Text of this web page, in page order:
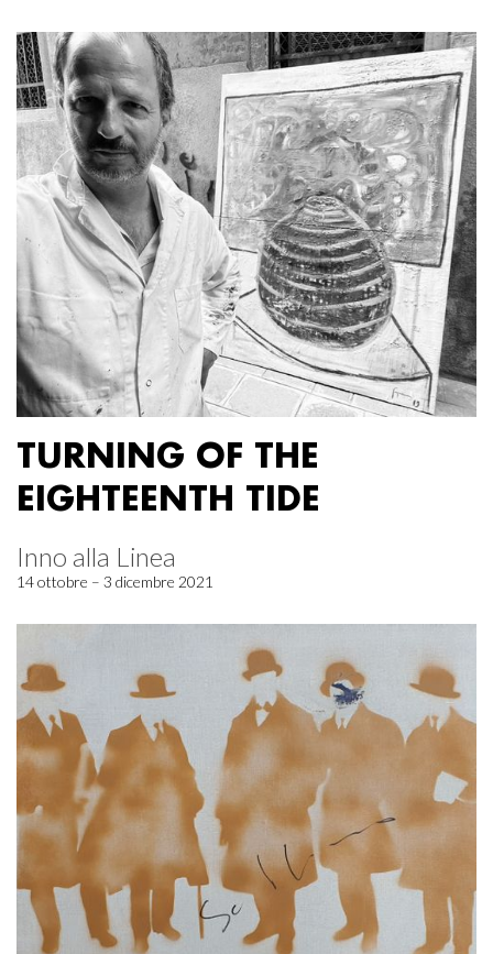
TURNING OF THE
EIGHTEENTH TIDE
Inno alla Linea
14 ottobre – 3 dicembre 2021